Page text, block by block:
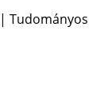
Tudományos